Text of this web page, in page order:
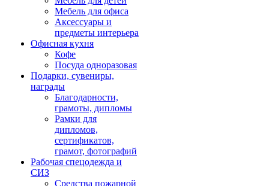
Мебель для офиса
Аксессуары и
предметы интерьера
Офисная кухня
Кофе
Посуда одноразовая
Подарки, сувениры,
награды
Благодарности,
грамоты, дипломы
Рамки для
дипломов,
сертификатов,
грамот, фотографий
Рабочая спецодежда и
СИЗ
Средства пожарной